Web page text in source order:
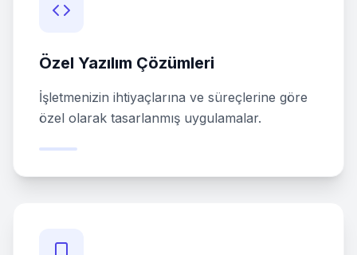
Özel Yazılım Çözümleri
İşletmenizin ihtiyaçlarına ve süreçlerine göre
özel olarak tasarlanmış uygulamalar.